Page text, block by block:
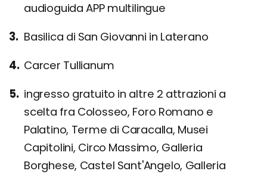
audioguida APP multilingue
Basilica di San Giovanni in Laterano
Carcer Tullianum
ingresso gratuito in altre 2 attrazioni a
scelta fra Colosseo, Foro Romano e
Palatino, Terme di Caracalla, Musei
Capitolini, Circo Massimo, Galleria
Borghese, Castel Sant'Angelo, Galleria